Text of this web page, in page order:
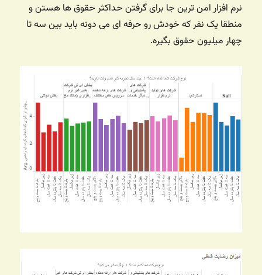
نرم افزار امن ترین جا برای گرفتن حداکثر حقوق ها هستن و
منطقا یک نفر که خودش رو حرفه ای می دونه باید بین سه تا
چهار میلیون حقوق بگیره.